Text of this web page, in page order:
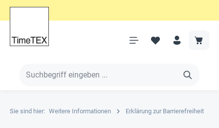
Sie sind hier: Weitere Informationen Erklärung zur Barrierefreiheit